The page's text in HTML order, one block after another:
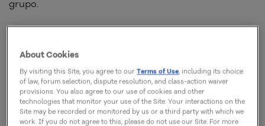
grupo.
problema dado, hasta que se encuentran varias
soluciones para él. Las sesiones de brainstorming se
realizan normalmente conhasta 12 personas,
ellos miembros, secretaria y líder.
About Cookies
By visiting this Site, you agree to ourTerms of Use, including its choice
of law, forum selection, dispute resolution, and class-action waiver
provisions. You also agree to our use of cookies and other
technologies that monitor your use of the Site. Your interactions on the
Site may be recorded or monitored by us or a third party with which we
work. If you do not agree to this, please do not use our Site. For more